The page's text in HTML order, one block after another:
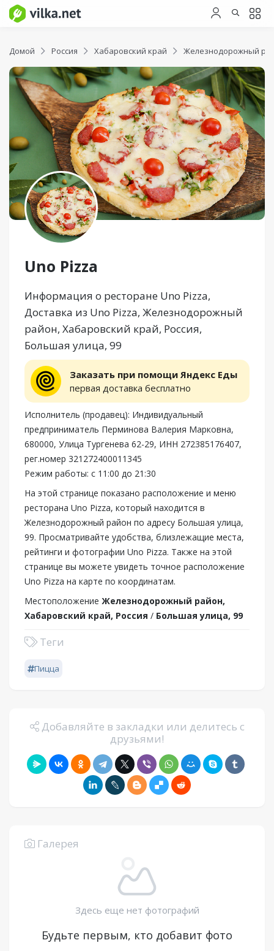
Домой Россия Хабаровский край Железнодорожный
Uno Pizza
Информация о ресторане Uno Pizza,
Доставка из Uno Pizza, Железнодорожный
район, Хабаровский край, Россия,
Большая улица, 99
Заказать при помощи Яндекс Еды
первая доставка бесплатно
Исполнитель (продавец): Индивидуальный
предприниматель Перминова Валерия Марковна,
680000, Улица Тургенева 62-29, ИНН 272385176407,
рег.номер 321272400011345
Режим работы: с 11:00 до 21:30
На этой странице показано расположение и меню
ресторана Uno Pizza, который находится в
Железнодорожный район по адресу Большая улица,
99. Просматривайте удобства, близлежащие места,
рейтинги и фотографии Uno Pizza. Также на этой
странице вы можете увидеть точное расположение
Uno Pizza на карте по координатам.
Местоположение Железнодорожный район,
Хабаровский край, Россия / Большая улица, 99
Теги
Пицца
Добавляйте в закладки или делитесь с
друзьями!
Галерея
Здесь еще нет фотографий
Будьте первым, кто добавит фото